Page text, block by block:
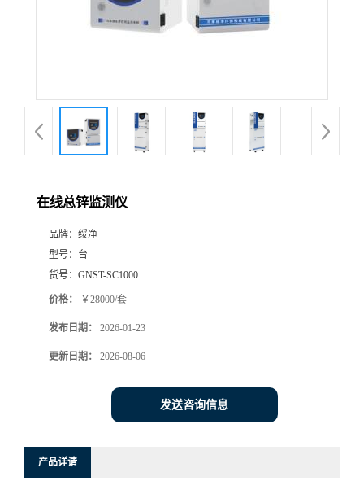
在线总锌监测仪
品牌： 绥净
型号： 台
货号： GNST-SC1000
价格： ￥28000/套
发布日期： 2026-01-23
更新日期： 2026-08-06
发送咨询信息
产品详请